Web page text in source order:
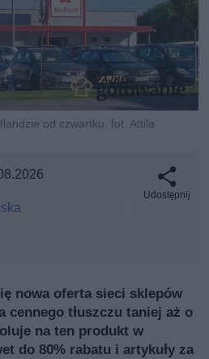
od czwartku, fot. Attila
Udostępnij
nowa oferta sieci sklepów
cennego tłuszczu taniej aż o
na ten produkt w
do 80% rabatu i artykuły za